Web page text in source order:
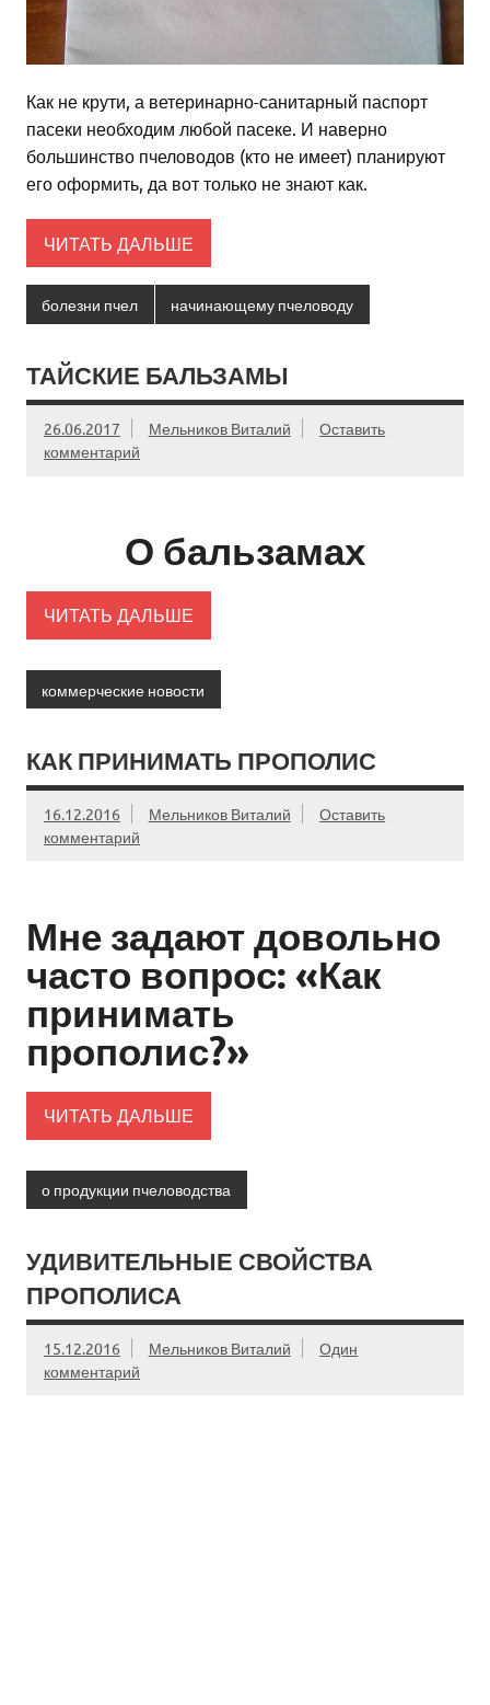
Как не крути, а ветеринарно-санитарный паспорт
пасеки необходим любой пасеке. И наверно
большинство пчеловодов (кто не имеет) планируют
его оформить, да вот только не знают как.
ЧИТАТЬ ДАЛЬШЕ
болезни пчел начинающему пчеловоду
ТАЙСКИЕ БАЛЬЗАМЫ
26.06.2017 Мельников Виталий
Оставить
комментарий
О бальзамах
ЧИТАТЬ ДАЛЬШЕ
коммерческие новости
КАК ПРИНИМАТЬ ПРОПОЛИС
16.12.2016 Мельников Виталий
Оставить
комментарий
Мне задают довольно
часто вопрос: «Как
принимать
прополис?»
ЧИТАТЬ ДАЛЬШЕ
о продукции пчеловодства
УДИВИТЕЛЬНЫЕ СВОЙСТВА
ПРОПОЛИСА
15.12.2016 Мельников Виталий
Один
комментарий